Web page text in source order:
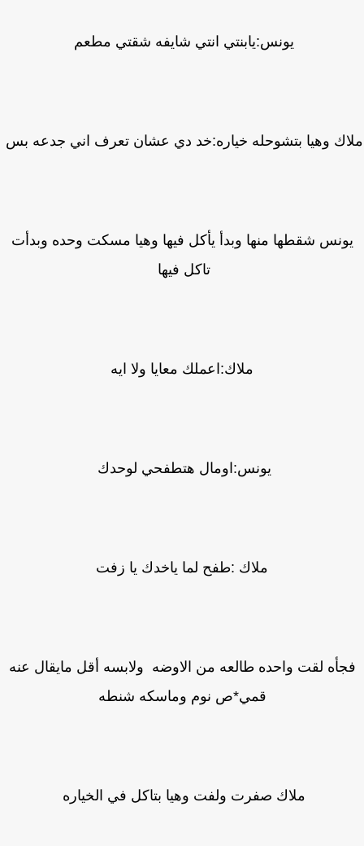
يونس:يابنتي انتي شايفه شقتي مطعم
وهيا بتشوحله خياره:خد دي عشان تعرف اني جدعه بس
شقطها منها وبدأ يأكل فيها وهيا مسكت وحده وبدأت
تاكل فيها
ملاك:اعملك معايا ولا ايه
يونس:اومال هتطفحي لوحدك
ملاك :طفح لما ياخدك يا زفت
لقت واحده طالعه من الاوضه ولابسه أقل مايقال عنه
قمي*ص نوم وماسكه شنطه
ملاك صفرت ولفت وهيا بتاكل في الخياره